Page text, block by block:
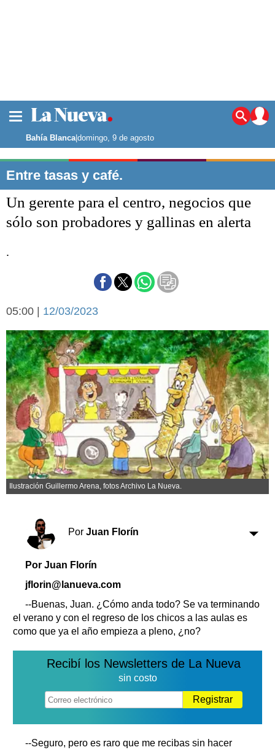
Noticias
La ciudad
Punta Alta
El mundo
Seguridad
Opinión
Básquetbol
Arte y cultura
Aplausos
Cines
Economía y campo
Economía y finanzas
Con el campo
Espacio empresas
Sociedad y tiempo
libre
Sociedad
Tecnología
Turismo
Salud
Es viral
Cartón Lleno
Fúnebres
Suplementos
Servicios
Farmacias
Transportes
Datos Útiles
Fúnebres
Edictos
Teléfonos de urgencia
Bahía Blanca|domingo, 9 de agosto
Entre tasas y café.
Un gerente para el centro, negocios que
sólo son probadores y gallinas en alerta
.
05:00 | 12/03/2023
Ilustración Guillermo Arena, fotos Archivo La Nueva.
Por Juan Florín
Por Juan Florín
jflorin@lanueva.com
--Buenas, Juan. ¿Cómo anda todo? Se va terminando
el verano y con el regreso de los chicos a las aulas es
como que ya el año empieza a pleno, ¿no?
Recibí los Newsletters de La Nueva
sin costo
Registrar
--Seguro, pero es raro que me recibas sin hacer